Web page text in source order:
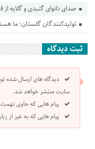
صدای نانوای گنبدی و گلایه
تولیدکنندگان گلستان: ما
ثبت دیدگاه
دیدگاه های ارسال شده
سایت منتشر خواهد شد.
پیام هایی که حاوی تهمت
پیام هایی که به غیر از